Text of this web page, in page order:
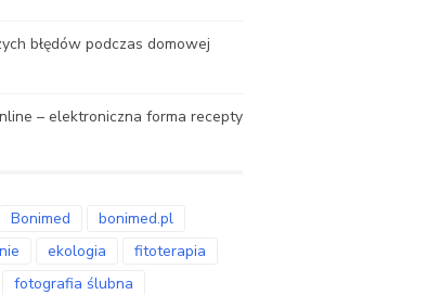
błędów podczas domowej
– elektroniczna forma recepty
Bonimed
bonimed.pl
ekologia
fitoterapia
fotografia ślubna